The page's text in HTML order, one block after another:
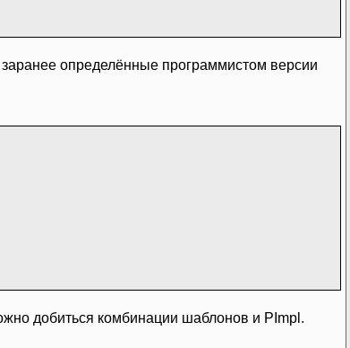
определённые программистом версии
добиться комбинации шаблонов и PImpl.